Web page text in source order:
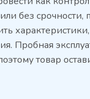
без срочности,
Пробная
товар